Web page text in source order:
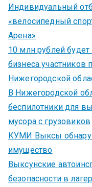
Индивидуальный
«велосипедный
Арена»
10 млн рублей
бизнеса участников
Нижегородской
В Нижегородской
беспилотники для
мусора с грузовиков
КУМИ Выксы
имущество
Выксунские
безопасности в